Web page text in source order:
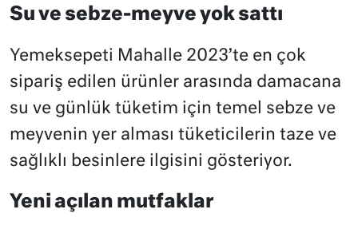
Su ve sebze-meyve yok sattı
Yemeksepeti Mahalle 2023’te en çok
sipariş edilen ürünler arasında damacana
su ve günlük tüketim için temel sebze ve
meyvenin yer alması tüketicilerin taze ve
sağlıklı besinlere ilgisini gösteriyor.
Yeni açılan mutfaklar